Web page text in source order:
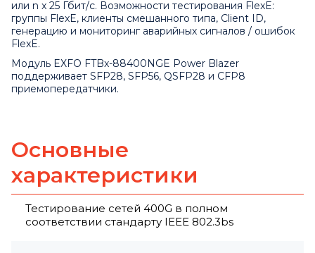
или n x 25 Гбит/с. Возможности тестирования FlexE:
группы FlexE, клиенты смешанного типа, Client ID,
генерацию и мониторинг аварийных сигналов / ошибок
FlexE.
Модуль EXFO FTBx-88400NGE Power Blazer
поддерживает SFP28, SFP56, QSFP28 и CFP8
приемопередатчики.
Основные
характеристики
Тестирование сетей 400G в полном
соответствии стандарту IEEE 802.3bs